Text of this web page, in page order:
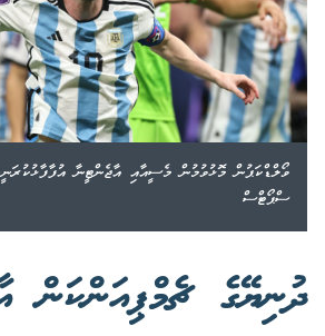
ވޯލްޑްކަޕުން މޮޅުވުމުން މެސީއާއި އާޖެންޓީނާ
ސްޕޯޓްސް
ދުނިޔޭގެ ޗެމްޕިއަންކަން